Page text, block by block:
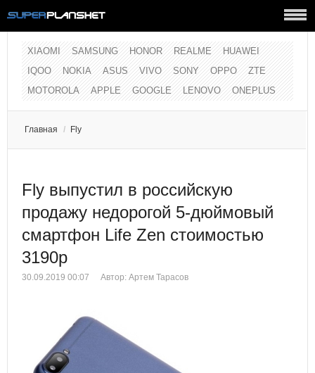
XIAOMI SAMSUNG HONOR REALME
HUAWEI
IQOO
NOKIA ASUS VIVO SONY OPPO
ZTE
MOTOROLA
APPLE GOOGLE LENOVO ONEPLUS
Главная / Fly
Fly выпустил в российскую
продажу недорогой 5-дюймовый
смартфон Life Zen стоимостью
3190р
30.09.2019 00:07 Автор: Артем Тарасов